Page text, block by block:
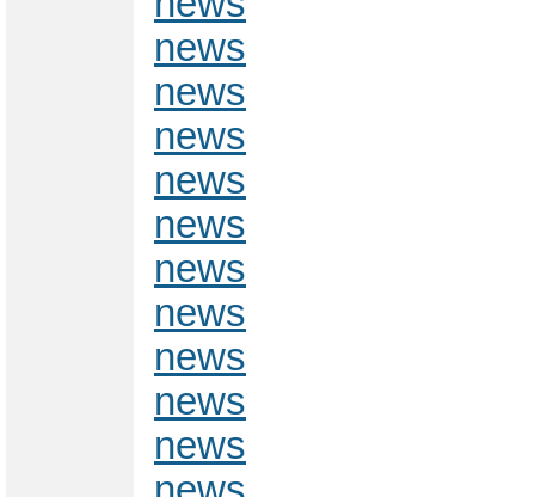
news
news
news
news
news
news
news
news
news
news